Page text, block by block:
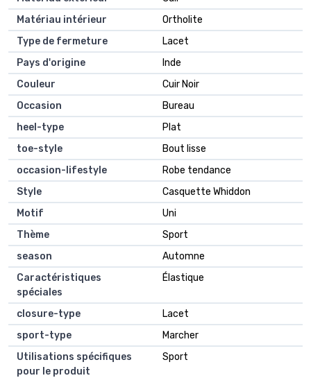
Matériau intérieur
Ortholite
Type de fermeture
Lacet
Pays d'origine
Inde
Couleur
Cuir Noir
Occasion
Bureau
heel-type
Plat
toe-style
Bout lisse
occasion-lifestyle
Robe tendance
Style
Casquette Whiddon
Motif
Uni
Thème
Sport
season
Automne
Caractéristiques
spéciales
Élastique
closure-type
Lacet
sport-type
Marcher
Utilisations spécifiques
pour le produit
Sport